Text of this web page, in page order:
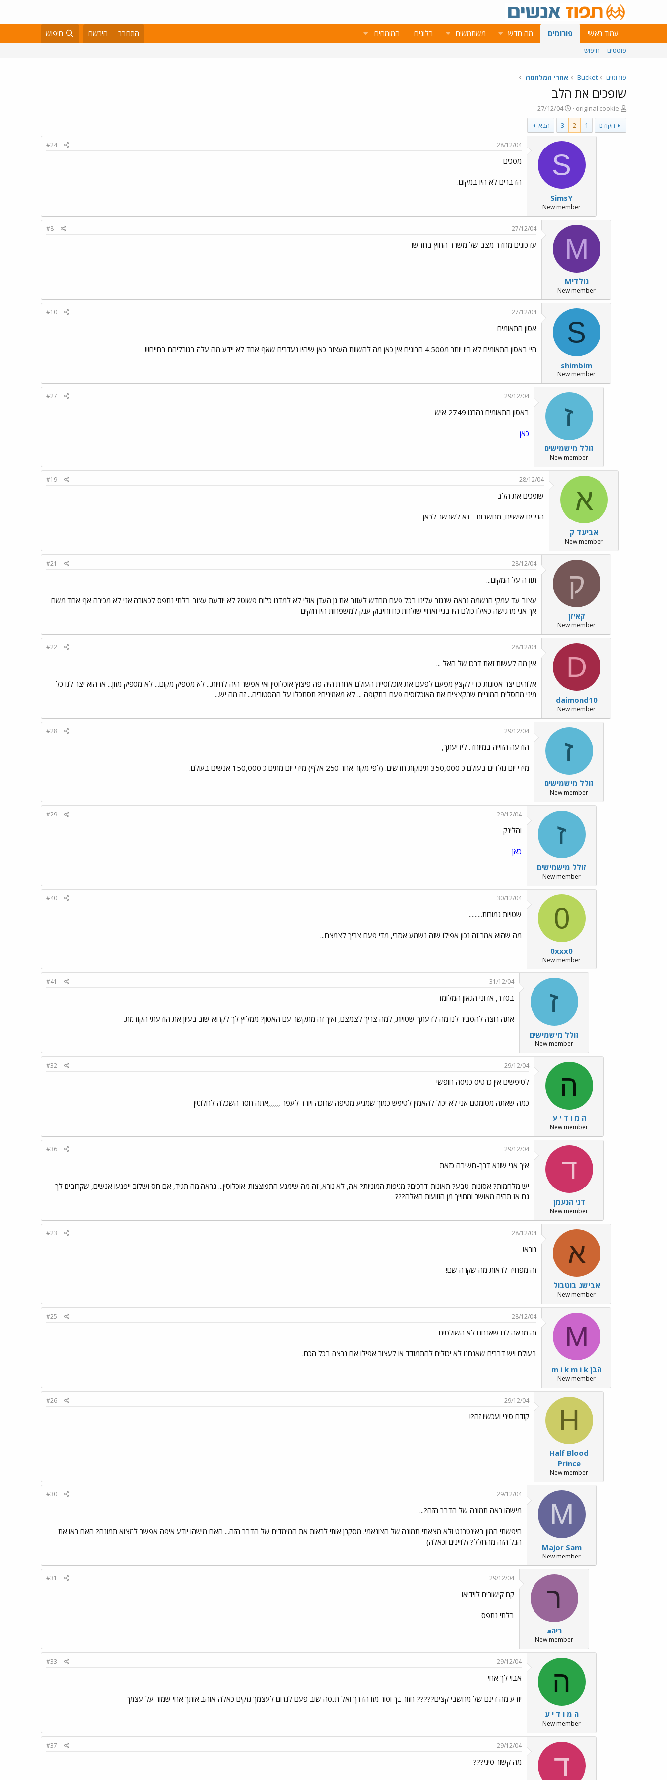
עמוד ראשי פורומים מה חדש משתמשים בלוגים המומחים התחבר הירשם חיפוש
פוסטים חיפוש
פורומים Bucket אחרי המלחמה
שופכים את הלב
פ
ו
ת
ח
original cookie
פ
ו
ר
ס
ם
ב
ת
י
ך
27/12/04
הקודם
1
2
3 הבא
S
SimsY
New member
28/12/04
#24
מסכים
הדברים לא היו במקום.
M
Mגולדי
New member
27/12/04
#8
עדכונים מחדר מצב של משרד החוץ בחדשו
S
shimbim
New member
27/12/04
#10
אסון התאומים
היי באסון התאומים לא היו יותר מ4.500 הרוגים אין כאן מה להשוות העצוב כאן שיהיו נעדרים שאף אחד לא יידע מה עלה בגורליהם בחיים!!!
ז
זולל מישמישים
New member
29/12/04
#27
באסון התאומים נהרגו 2749 איש
כאן
א
אביעד ק
New member
28/12/04
#19
שופכים את הלב
הגיגים אישיים, מחשבות - נא לשרשר לכאן
ק
קאיזן
New member
28/12/04
#21
תודה על המקום...
עצוב עד עמקי הנשמה נראה שנגזר עלינו בכל פעם מחדש לעזוב את גן העדן אולי לא למדנו כלום פשוט? לא יודעת עצוב בלתי נתפס לכאורה אני לא מכירה אף אחד משם
אך אני מרגישה כאילו כולם היו בניי ואחיי שולחת כח וחיבוק ענק למשפחות היו חזקים
D
daimond10
New member
28/12/04
#22
אין מה לעשות זאת דרכו של האל ...
אלוהים יצר אסונות כדי לקצץ מפעם לפעם את אוכלוסיית העולם אחרת היה פה פיצוץ אוכלוסין ואי אפשר היה לחיות... לא מספיק מקום... לא מספיק מזון... אז הוא יצר לנו כל
מיני מחסלים המוניים שמקצצים את האוכלוסיה פעם בתקופה ... לא מאמינים? תסתכלו על ההסטוריה... זה מה יש...
ז
זולל מישמישים
New member
29/12/04
#28
הודעה הזוייה במיוחד. לידיעתך,
מידי יום נולדים בעולם כ 350,000 תינוקות חדשים. (לפי מקור אחר 250 אלף) מידי יום מתים כ 150,000 אנשים בעולם.
ז
זולל מישמישים
New member
29/12/04
#29
והלינק
כאן
0
0xxx0
New member
30/12/04
#40
שטויות גמורות.........
מה שהוא אמר זה נכון אפילו שזה נשמע אכזרי, מדי פעם צריך לצמצם...
ז
זולל מישמישים
New member
31/12/04
#41
בסדר, אדוני הגאון המלומד
אתה רוצה להסביר לנו מה לדעתך שטויות, למה צריך לצמצם, ואיך זה מתקשר עם האסון? ממליץ לך לקרוא שוב בעיון את הודעתי הקודמת.
ה
ה מ ו ד י ע
New member
29/12/04
#32
לטיפשים אין כרטיס כניסה חופשי
כמה שאתה מטומטם אני לא יכול להאמין לטיפש כמוך שמגיע מטיפה שרוכה ויורד לעפר ,,,,,,אתה חסר השכלה לחלוטין
ד
דני הנעמן
New member
29/12/04
#36
איך אני שונא דרך-חשיבה כזאת
יש מלחמות? אסונות-טבע? תאונות-דרכים? מגיפות המוניות? אה, לא נורא, זה מה שימנע התפוצצות-אוכלוסין... נראה מה תגיד, אם חס ושלום ייפגעו אנשים, שקרובים לך -
גם אז תהיה מאושר ומחוייך מן הזוועות האלה???
א
אבישג בוטבול
New member
28/12/04
#23
נורא!
זה מפחיד לראות מה שקרה שם!
M
m i k m i k הבן
New member
28/12/04
#25
זה מראה לנו שאנחנו לא השולטים
בעולם ויש דברים שאנחנו לא יכולים להתמודד או לעצור אפילו אם נרצה בכל הכח.
H
Half Blood
Prince
New member
29/12/04
#26
קודם סיני ועכשיו זה?!
M
Major Sam
New member
29/12/04
#30
מישהו ראה תמונה של הדבר הזה?...
חיפשתי המון באינטרנט ולא מצאתי תמונה של הצונאמי. מסקרן אותי לראות את המימדים של הדבר הזה... האם מישהו יודע איפה אפשר למצוא תמונה? האם ראו את
הגל הזה מהחלל? (לויינים וכאלה)
ר
ריהa
New member
29/12/04
#31
קח קישורים לוידיאו
בלתי נתפס
ה
ה מ ו ד י ע
New member
29/12/04
#33
אבוי לך אחי
יודע מה דינם של מחשבי קצים????? חזור בך וסור מזו הדרך ואל תנסה שוב פעם לגרום לעצמך נזקים כאלה אוהב אותך אחי שמור על עצמך
ד
29/12/04
#37
מה קשור סיני???